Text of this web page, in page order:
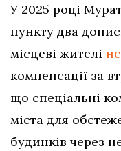
У 2025 році
пункту два
місцеві жителі
компенсації за
що спеціальні
міста для
будинків через